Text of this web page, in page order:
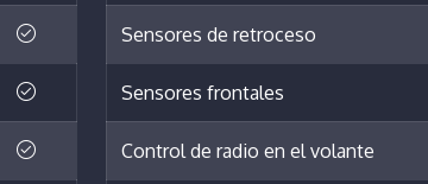
Sensores de retroceso
Sensores frontales
Control de radio en el volante